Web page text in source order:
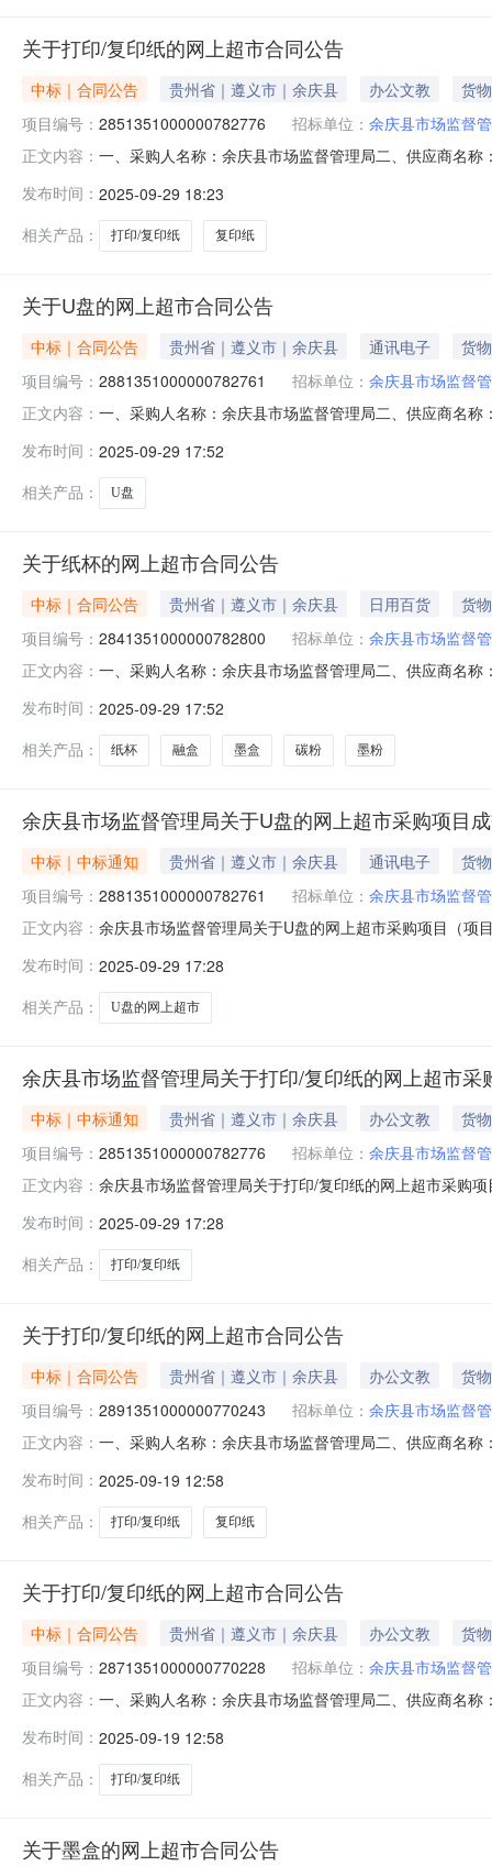
关于打印/复印纸的网上超市合同公告
中标｜合同公告 贵州省｜遵义市｜余庆县 办公文教
货物
项目编号： 2851351000000782776 招标单位： 余庆县市场监督
正文内容： 一、采购人名称：余庆县市场监督管理局二、供应商名
纸好印来A470g（8包）,件2.00180360服务要求或标的
发布时间： 2025-09-29 18:23
相关产品：
打印/复印纸 复印纸
关于U盘的网上超市合同公告
中标｜合同公告 贵州省｜遵义市｜余庆县 通讯电子
货物
项目编号： 2881351000000782761 招标单位： 余庆县市场监督
正文内容： 一、采购人名称：余庆县市场监督管理局二、供应商名
1.005050服务要求或标的基本概况：七、其它事项：无
发布时间： 2025-09-29 17:52
相关产品：
U盘
关于纸杯的网上超市合同公告
中标｜合同公告 贵州省｜遵义市｜余庆县 日用百货
货物
项目编号： 2841351000000782800 招标单位： 余庆县市场监督
正文内容： 一、采购人名称：余庆县市场监督管理局二、供应商名
2.002204402雷柏M10PLUS无线鼠标雷柏/
发布时间： 2025-09-29 17:52
相关产品：
纸杯 融盒 墨盒 碳粉 墨粉
余庆县市场监督管理局关于U盘的网上超市采购项目
中标｜中标通知 贵州省｜遵义市｜余庆县 通讯电子
货物
项目编号： 2881351000000782761 招标单位： 余庆县市场监督
正文内容： 余庆县市场监督管理局关于U盘的网上超市采购项目（
政区划编码:520329项目所在行政区划名称:贵州省遵义市
发布时间： 2025-09-29 17:28
相关产品：
U盘的网上超市
余庆县市场监督管理局关于打印/复印纸的网上超市采
中标｜中标通知 贵州省｜遵义市｜余庆县 办公文教
货物
项目编号： 2851351000000782776 招标单位： 余庆县市场监督
正文内容： 余庆县市场监督管理局关于打印/复印纸的网上超市采购
（元）:项目所在行政区划编码:520329项目所在行政区划
发布时间： 2025-09-29 17:28
相关产品：
打印/复印纸
关于打印/复印纸的网上超市合同公告
中标｜合同公告 贵州省｜遵义市｜余庆县 办公文教
货物
项目编号： 2891351000000770243 招标单位： 余庆县市场监督
正文内容： 一、采购人名称：余庆县市场监督管理局二、供应商名
锋/DIGITALPIONEER70gA4,箱25.001904750服务要求
发布时间： 2025-09-19 12:58
相关产品：
打印/复印纸 复印纸
关于打印/复印纸的网上超市合同公告
中标｜合同公告 贵州省｜遵义市｜余庆县 办公文教
货物
项目编号： 2871351000000770228 招标单位： 余庆县市场监督
正文内容： 一、采购人名称：余庆县市场监督管理局二、供应商名
码先锋/DIGITALPIONEER70gA4,件10.001801800服务
发布时间： 2025-09-19 12:58
相关产品：
打印/复印纸
关于墨盒的网上超市合同公告